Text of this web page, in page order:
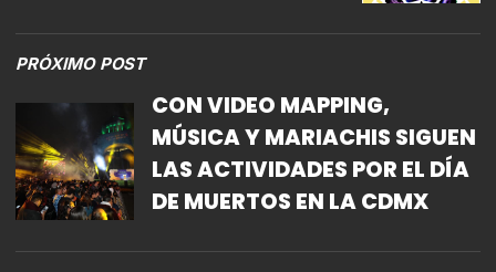
PRÓXIMO POST
CON VIDEO MAPPING,
MÚSICA Y MARIACHIS SIGUEN
LAS ACTIVIDADES POR EL DÍA
DE MUERTOS EN LA CDMX